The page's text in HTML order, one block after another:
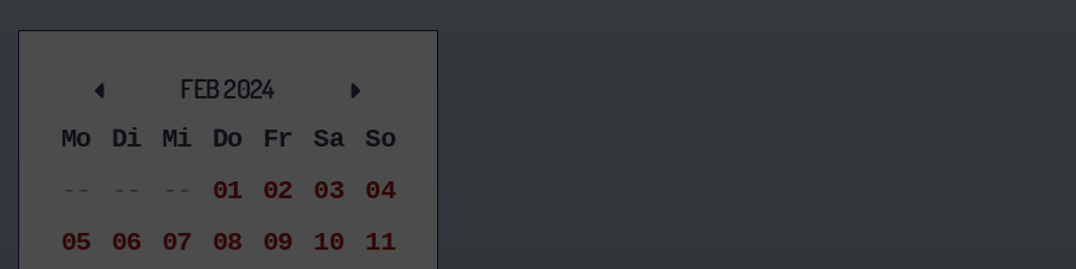
FEB 2024
Mo Di Mi Do Fr Sa
So
--
-- -- 01 02 03
04
05
06 07 08 09 10
11